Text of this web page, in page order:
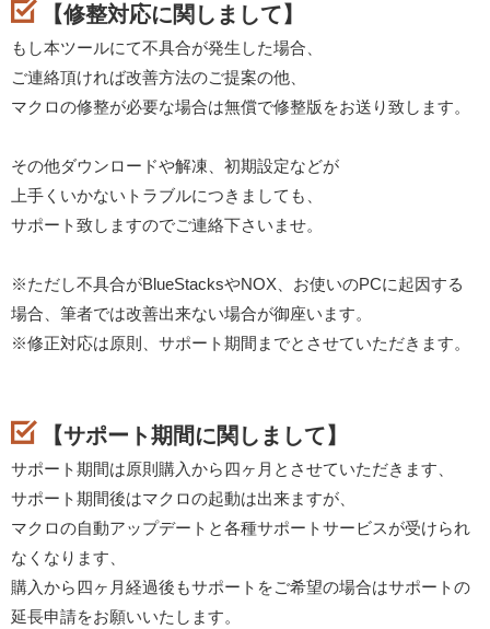
【修整対応に関しまして】
もし本ツールにて不具合が発生した場合、
ご連絡頂ければ改善方法のご提案の他、
マクロの修整が必要な場合は無償で修整版をお送り致します。
その他ダウンロードや解凍、初期設定などが
上手くいかないトラブルにつきましても、
サポート致しますのでご連絡下さいませ。
※ただし不具合がBlueStacksやNOX、お使いのPCに起因する
場合、筆者では改善出来ない場合が御座います。
※修正対応は原則、サポート期間までとさせていただきます。
【サポート期間に関しまして】
サポート期間は原則購入から四ヶ月とさせていただきます、
サポート期間後はマクロの起動は出来ますが、
マクロの自動アップデートと各種サポートサービスが受けられ
なくなります、
購入から四ヶ月経過後もサポートをご希望の場合はサポートの
延長申請をお願いいたします。